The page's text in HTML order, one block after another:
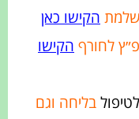
הקישו כאן
לחורף הקישו
לטיפולבליחה וגם